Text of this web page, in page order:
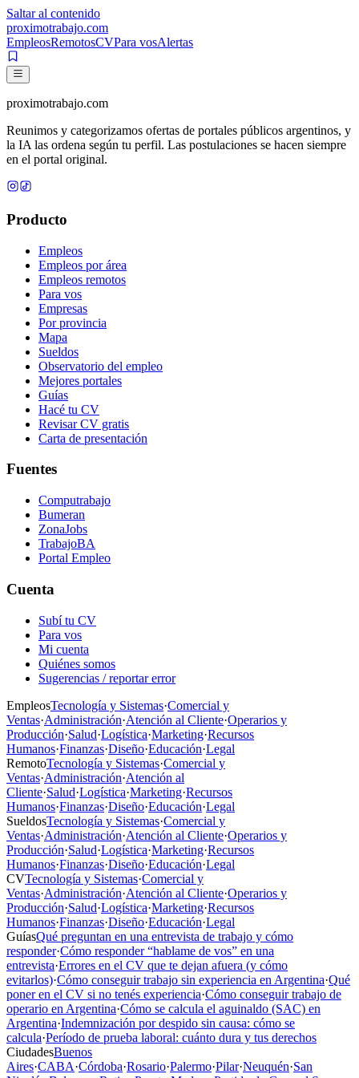
Saltar al contenido
proximotrabajo.com
EmpleosRemotosCVPara vosAlertas
proximotrabajo.com
Reunimos y categorizamos ofertas de portales públicos argentinos, y
la IA las ordena según tu perfil. Las postulaciones se hacen siempre
en el portal original.
Producto
Empleos
Empleos por área
Empleos remotos
Para vos
Empresas
Por provincia
Mapa
Sueldos
Observatorio del empleo
Mejores portales
Guías
Hacé tu CV
Revisar CV gratis
Carta de presentación
Fuentes
Computrabajo
Bumeran
ZonaJobs
TrabajoBA
Portal Empleo
Cuenta
Subí tu CV
Para vos
Mi cuenta
Quiénes somos
Sugerencias / reportar error
EmpleosTecnología y Sistemas·Comercial y
Ventas·Administración·Atención al Cliente·Operarios y
Producción·Salud·Logística·Marketing·Recursos
Humanos·Finanzas·Diseño·Educación·Legal
RemotoTecnología y Sistemas·Comercial y
Ventas·Administración·Atención al
Cliente·Salud·Logística·Marketing·Recursos
Humanos·Finanzas·Diseño·Educación·Legal
SueldosTecnología y Sistemas·Comercial y
Ventas·Administración·Atención al Cliente·Operarios y
Producción·Salud·Logística·Marketing·Recursos
Humanos·Finanzas·Diseño·Educación·Legal
CVTecnología y Sistemas·Comercial y
Ventas·Administración·Atención al Cliente·Operarios y
Producción·Salud·Logística·Marketing·Recursos
Humanos·Finanzas·Diseño·Educación·Legal
GuíasQué preguntan en una entrevista de trabajo y cómo
responder·Cómo responder “hablame de vos” en una
entrevista·Errores en el CV que te dejan afuera (y cómo
evitarlos)·Cómo conseguir trabajo sin experiencia en Argentina·Qué
poner en el CV si no tenés experiencia·Cómo conseguir trabajo de
operario en Argentina·Cómo se calcula el aguinaldo (SAC) en
Argentina·Indemnización por despido sin causa: cómo se
calcula·Período de prueba laboral: cuánto dura y tus derechos
CiudadesBuenos
Aires·CABA·Córdoba·Rosario·Palermo·Pilar·Neuquén·San